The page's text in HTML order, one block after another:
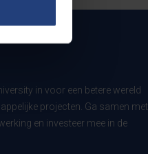
in voor een betere wereld
projecten. Ga samen met
en investeer mee in de